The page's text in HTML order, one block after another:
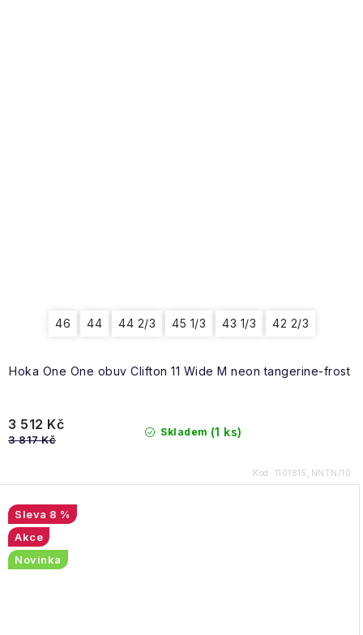
Hoka One One obuv Clifton 11 Wide M neon tangerine-frost
46 44 44 2/3 45 1/3 43 1/3 42 2/3
Skladem (1 ks)
3 512 Kč
3 817 Kč
Kód: 1101815_NNTN/10
8 %
Akce
Novinka